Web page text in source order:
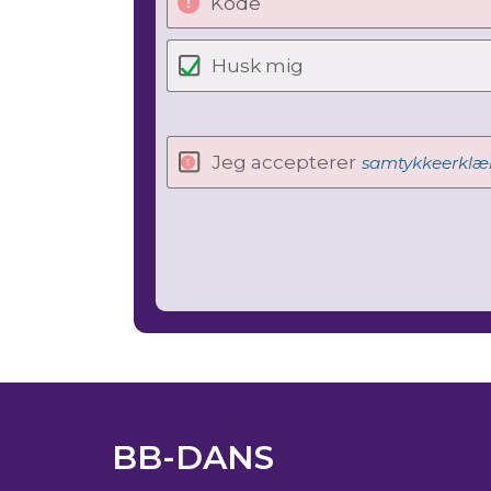
Husk mig
Jeg accepterer
BB-DANS